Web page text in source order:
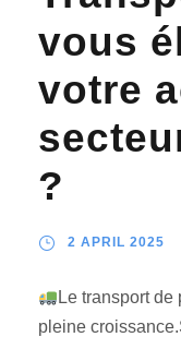
vous
votre
?
2 APRIL 2025
Le transport
pleine